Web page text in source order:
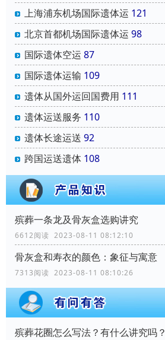
上海浦东机场国际遗体运 121
北京首都机场国际遗体运 98
国际遗体空运 87
国际遗体运输 109
遗体从国外运回国费用 111
遗体运送服务 110
遗体长途运送 92
跨国运送遗体 108
殡葬一条龙及骨灰盒选购讲究
6612阅读 2023-08-11 08:12:10
骨灰盒和寿衣的颜色：象征与寓意
7313阅读 2023-08-11 08:10:26
殡葬花圈怎么写法？有什么讲究吗？